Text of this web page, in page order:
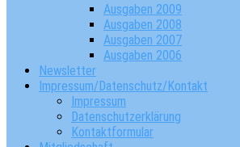
Ausgaben 2009
Ausgaben 2008
Ausgaben 2007
Ausgaben 2006
Newsletter
Impressum/Datenschutz/Kontakt
Impressum
Datenschutzerklärung
Kontaktformular